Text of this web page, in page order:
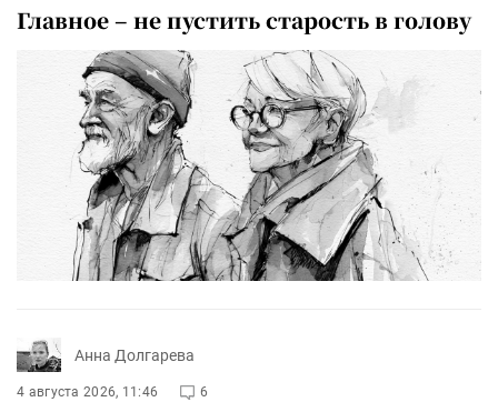
Главное – не пустить старость в голову
Анна Долгарева
4 августа 2026, 11:46 6